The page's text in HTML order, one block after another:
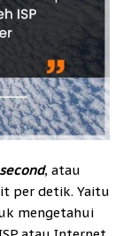
, atau
per detik. Yaitu
mengetahui